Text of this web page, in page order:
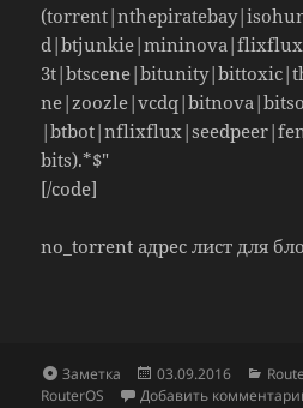
bits).*$"
[/code]
no_torrent адрес лист для
Формат
Заметка Опубликовано
03.09.2016
RouterOS
Добавить